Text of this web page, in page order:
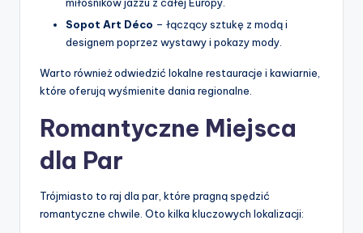
Sopot Art Déco – łączący sztukę z modą i
designem poprzez wystawy i pokazy mody.
Warto również odwiedzić lokalne restauracje i kawiarnie,
które oferują wyśmienite dania regionalne.
Romantyczne Miejsca
dla Par
Trójmiasto to raj dla par, które pragną spędzić
romantyczne chwile. Oto kilka kluczowych lokalizacji: